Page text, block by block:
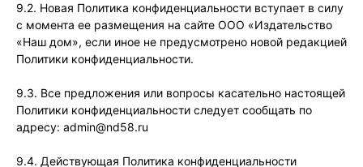
9.2. Новая Политика конфиденциальности вступает в силу
с момента ее размещения на сайте ООО «Издательство
«Наш дом», если иное не предусмотрено новой редакцией
Политики конфиденциальности.
9.3. Все предложения или вопросы касательно настоящей
Политики конфиденциальности следует сообщать по
адресу: admin@nd58.ru
9.4. Действующая Политика конфиденциальности